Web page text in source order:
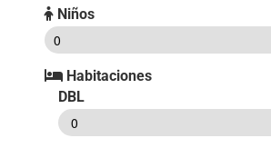
Niños
Habitaciones
DBL